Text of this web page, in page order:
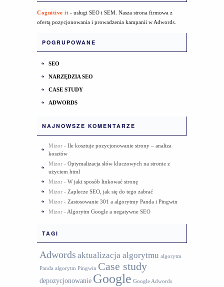
Cognitive it - usługi SEO i SEM. Nasza strona firmowa z
ofertą pozycjonowania i prowadzenia kampanii w Adwords.
POGRUPOWANE
SEO
NARZĘDZIA SEO
CASE STUDY
ADWORDS
NAJNOWSZE KOMENTARZE
Mizor - Ile kosztuje pozycjonowanie strony – analiza
kosztów
Mizor - Optymalizacja słów kluczowych na stronie z
użyciem html
Mizor - W jaki sposób linkować stronę
Mizor - Zaplecze SEO, jak się do tego zabrać
Mizor - Zastosowanie 301 a algorytmy Panda i Pingwin
Mizor - Algorytm Google a negatywne SEO
TAGI
Adwords aktualizacja algorytmu algorytm
Panda algorytm Pingwin Case study
depozycjonowanie Google Google Adwords